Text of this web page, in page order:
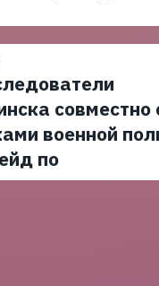
совместно
военной
по